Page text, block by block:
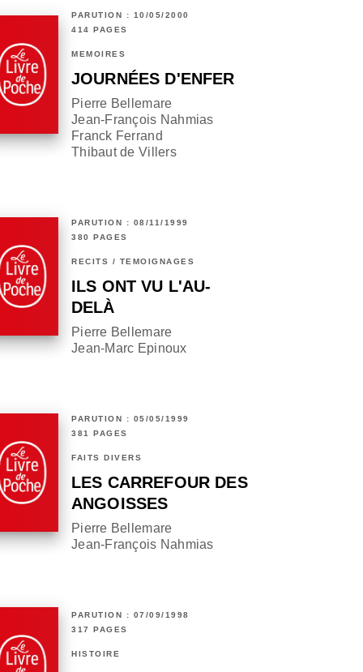
PARUTION : 10/05/2000
414 PAGES
MÉMOIRES
JOURNÉES D'ENFER
Pierre Bellemare
Jean-François Nahmias
Franck Ferrand
Thibaut de Villers
PARUTION : 08/11/1999
380 PAGES
RÉCITS / TÉMOIGNAGES
ILS ONT VU L'AU-
DELÀ
Pierre Bellemare
Jean-Marc Epinoux
PARUTION : 05/05/1999
381 PAGES
FAITS DIVERS
LES CARREFOUR DES
ANGOISSES
Pierre Bellemare
Jean-François Nahmias
PARUTION : 07/09/1998
317 PAGES
HISTOIRE